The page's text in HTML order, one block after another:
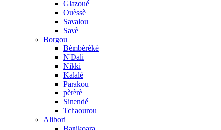
Glazoué
Ouèssè
Savalou
Savè
Borgou
Bèmbèrèkè
N'Dali
Nikki
Kalalé
Parakou
pèrèrè
Sinendé
Tchaourou
Alibori
Banikoara